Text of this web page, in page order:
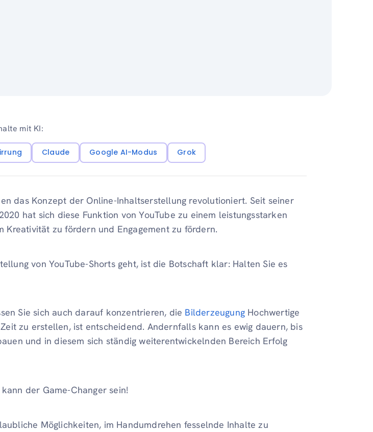
mit KI:
Claude Google AI-Modus Grok
das Konzept der Online-Inhaltserstellung revolutioniert. Seit seiner
hat sich diese Funktion von YouTube zu einem leistungsstarken
Kreativität zu fördern und Engagement zu fördern.
von YouTube-Shorts geht, ist die Botschaft klar: Halten Sie es
Sie sich auch darauf konzentrieren, die Bilderzeugung Hochwertige
zu erstellen, ist entscheidend. Andernfalls kann es ewig dauern, bis
und in diesem sich ständig weiterentwickelnden Bereich Erfolg
der Game-Changer sein!
Möglichkeiten, im Handumdrehen fesselnde Inhalte zu